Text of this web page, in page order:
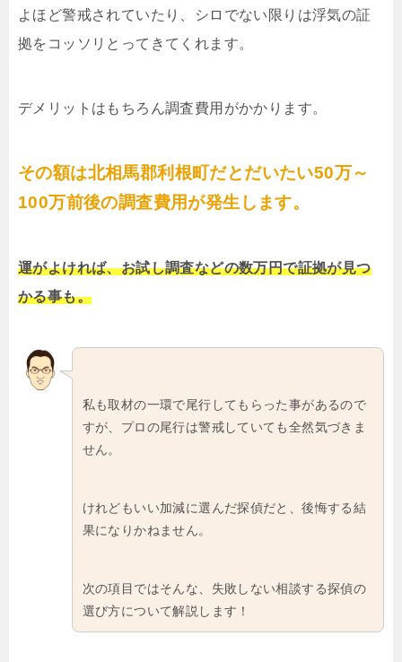
よほど警戒されていたり、シロでない限りは浮気の証
拠をコッソリとってきてくれます。
デメリットはもちろん調査費用がかかります。
その額は北相馬郡利根町だとだいたい50万～
100万前後の調査費用が発生します。
運がよければ、お試し調査などの数万円で証拠が見つ
かる事も。
私も取材の一環で尾行してもらった事があるので
すが、プロの尾行は警戒していても全然気づきま
せん。
けれどもいい加減に選んだ探偵だと、後悔する結
果になりかねません。
次の項目ではそんな、失敗しない相談する探偵の
選び方について解説します！